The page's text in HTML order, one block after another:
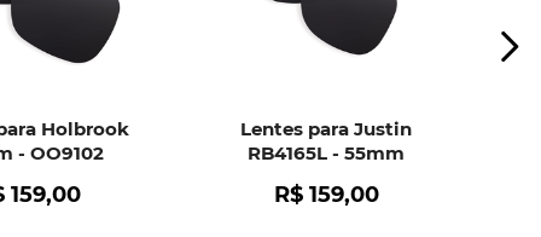
Holbrook
- OO9102
159,00
Lentes para Justin
RB4165L - 55mm
R$ 159,00